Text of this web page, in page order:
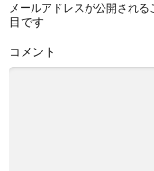
メールアドレスが公開される
目です
コメント